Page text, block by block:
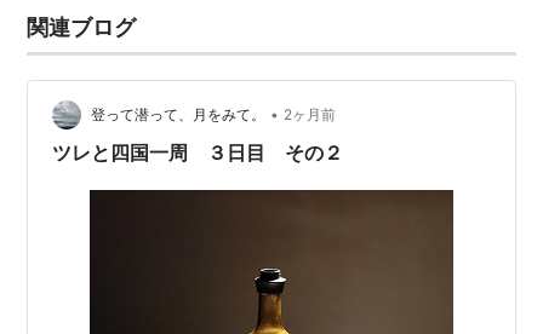
関連ブログ
登って潜って、月をみて。 • 2ヶ月前
ツレと四国一周 ３日目 その２